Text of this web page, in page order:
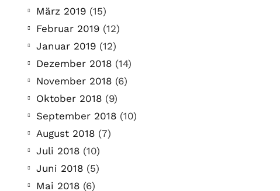
März 2019 (15)
Februar 2019 (12)
Januar 2019 (12)
Dezember 2018 (14)
November 2018 (6)
Oktober 2018 (9)
September 2018 (10)
August 2018 (7)
Juli 2018 (10)
Juni 2018 (5)
Mai 2018 (6)